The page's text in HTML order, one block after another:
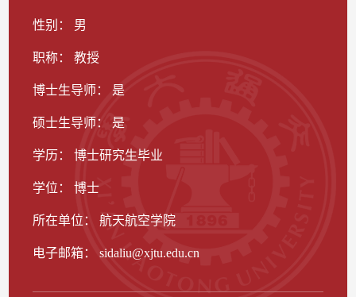
性别： 男
职称： 教授
博士生导师： 是
硕士生导师： 是
学历： 博士研究生毕业
学位： 博士
所在单位： 航天航空学院
电子邮箱：sidaliu@xjtu.edu.cn